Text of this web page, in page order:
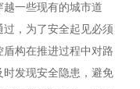
一些现有的城市道
，为了安全起见必须
构在推进过程中对路
发现安全隐患，避免